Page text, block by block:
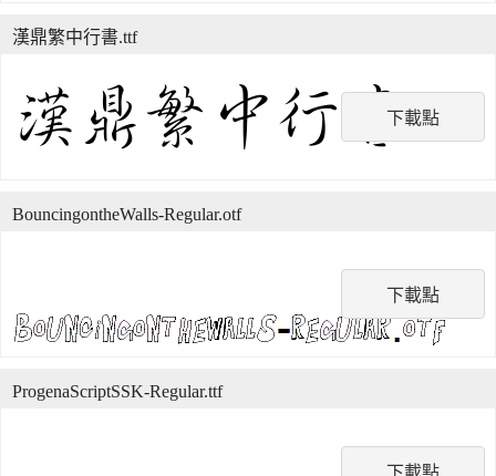
下載點
漢鼎繁中行書.ttf
下載點
BouncingontheWalls-Regular.otf
下載點
ProgenaScriptSSK-Regular.ttf